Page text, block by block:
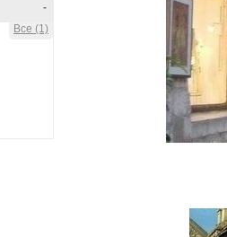
-
Все (1)